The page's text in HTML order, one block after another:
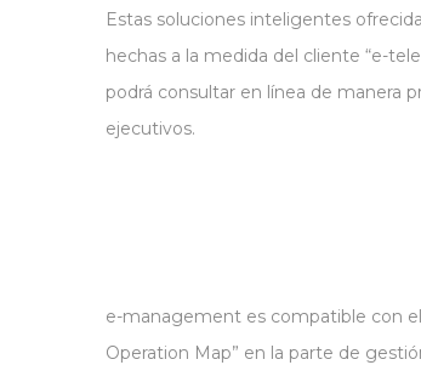
Estas soluciones inteligentes
hechas a la medida del cliente “e-
podrá consultar en línea de manera
ejecutivos.
e-management es compatible con
Operation Map” en la parte de